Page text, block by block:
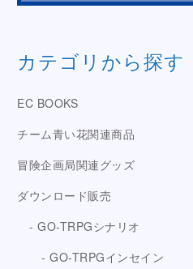
カテゴリから探す
EC BOOKS
チーム青い花関連商品
冒険企画局関連グッズ
ダウンロード販売
GO-TRPGシナリオ
GO-TRPGインセイン